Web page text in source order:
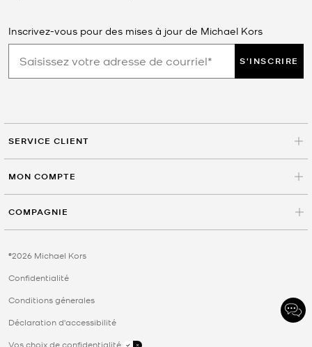
Inscrivez-vous pour des mises à jour de Michael Kors
S'INSCRIRE
SERVICE CLIENT
MON COMPTE
COMPAGNIE
©2026 Michael Kors
Confidentialité
Conditions génerales
Déclaration d'accessibilité
Vos choix de confidentialité